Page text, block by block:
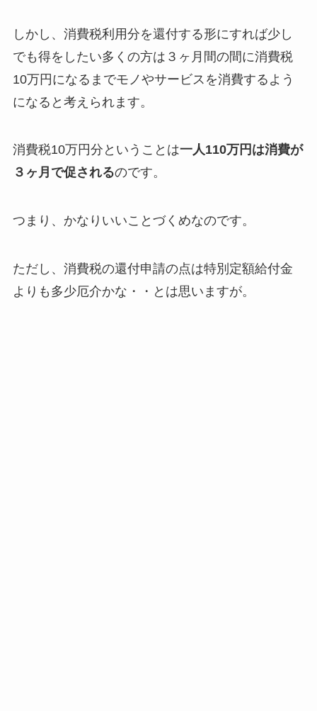
しかし、消費税利用分を還付する形にすれば少し
でも得をしたい多くの方は３ヶ月間の間に消費税
10万円になるまでモノやサービスを消費するよう
になると考えられます。
消費税10万円分ということは一人110万円は消費が
３ヶ月で促されるのです。
つまり、かなりいいことづくめなのです。
ただし、消費税の還付申請の点は特別定額給付金
よりも多少厄介かな・・とは思いますが。